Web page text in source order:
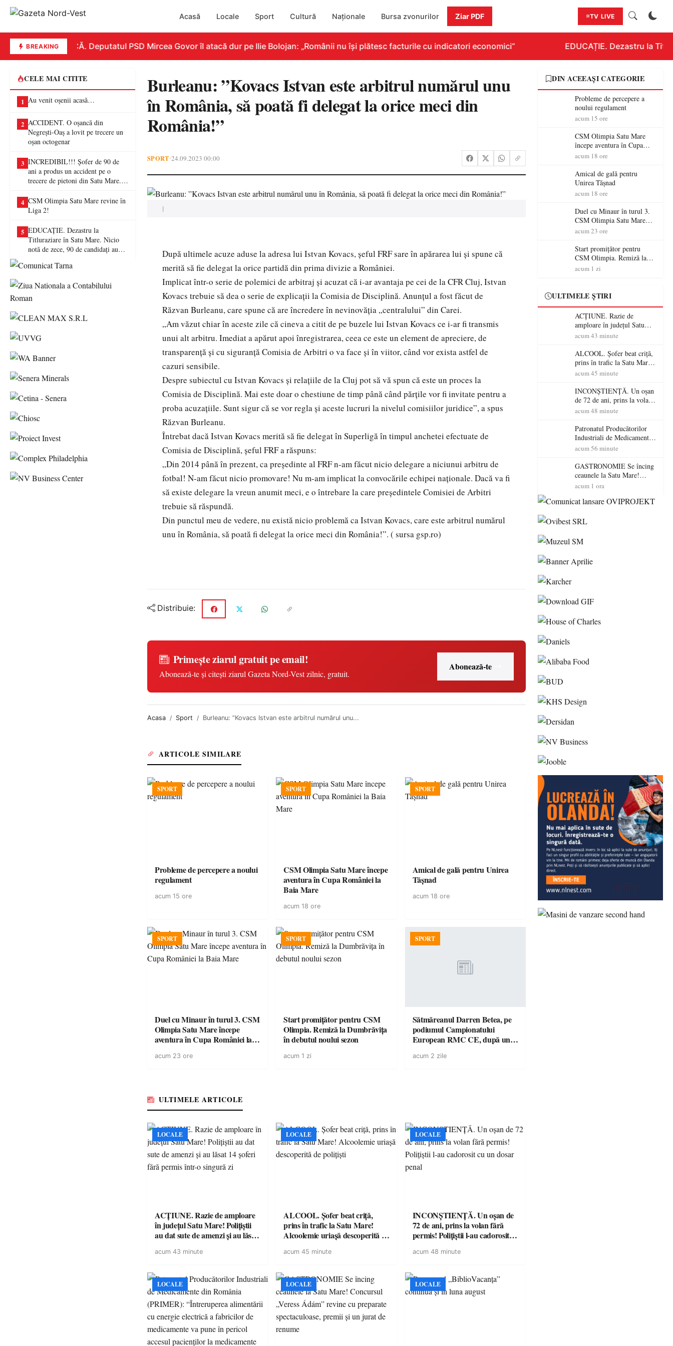
Acasă Locale Sport Cultură Naționale Bursa zvonurilor Ziar PDF TV LIVE
BREAKINGREPLICĂ. Deputatul PSD Mircea Govor îl atacă dur pe Ilie Bolojan: „Românii nu își plătesc facturile cu indicatori economici” EDUCAȚIE. Dezastru la
CELE MAI CITITE
1 Au venit oșenii acasă…
2 ACCIDENT. O oșancă din
Negrești-Oaș a lovit pe trecere un
oșan octogenar
3 INCREDIBIL!!! Șofer de 90 de
ani a produs un accident pe o
trecere de pietoni din Satu Mare. O
4 CSM Olimpia Satu Mare revine în
Liga 2!
5 EDUCAȚIE. Dezastru la
Titluraziare în Satu Mare. Nicio
notă de zece, 90 de candidați au
Burleanu: ”Kovacs Istvan este arbitrul numărul unu
în România, să poată fi delegat la orice meci din
România!”
SPORT•24.09.2023 00:00
|
După ultimele acuze aduse la adresa lui Istvan Kovacs, șeful FRF sare în apărarea lui și spune că
merită să fie delegat la orice partidă din prima divizie a României.
Implicat într-o serie de polemici de arbitraj și acuzat că i-ar avantaja pe cei de la CFR Cluj, Istvan
Kovacs trebuie să dea o serie de explicații la Comisia de Disciplină. Anunțul a fost făcut de
Răzvan Burleanu, care spune că are încredere în nevinovăția „centralului” din Carei.
„Am văzut chiar în aceste zile că cineva a citit de pe buzele lui Istvan Kovacs ce i-ar fi transmis
unui alt arbitru. Imediat a apărut apoi înregistrarea, ceea ce este un element de apreciere, de
transparență și cu siguranță Comisia de Arbitri o va face și în viitor, când vor exista astfel de
cazuri sensibile.
Despre subiectul cu Istvan Kovacs și relațiile de la Cluj pot să vă spun că este un proces la
Comisia de Disciplină. Mai este doar o chestiune de timp până când părțile vor fi invitate pentru a
proba acuzațiile. Sunt sigur că se vor regla și aceste lucruri la nivelul comisiilor juridice”, a spus
Răzvan Burleanu.
Întrebat dacă Istvan Kovacs merită să fie delegat în Superligă în timpul anchetei efectuate de
Comisia de Disciplină, șeful FRF a răspuns:
„Din 2014 până în prezent, ca președinte al FRF n-am făcut nicio delegare a niciunui arbitru de
fotbal! N-am făcut nicio promovare! Nu m-am implicat la convocările echipei naționale. Dacă va fi
să existe delegare la vreun anumit meci, e o întrebare la care președintele Comisiei de Arbitri
trebuie să răspundă.
Din punctul meu de vedere, nu există nicio problemă ca Istvan Kovacs, care este arbitrul numărul
unu în România, să poată fi delegat la orice meci din România!”. ( sursa gsp.ro)
Distribuie:
Primește ziarul gratuit pe email!
Abonează-te și citești ziarul Gazeta Nord-Vest zilnic, gratuit.
Abonează-te
Acasa Sport Burleanu: ”Kovacs Istvan este arbitrul numărul unu...
ARTICOLE SIMILARE
SPORT
Probleme de percepere a noului
regulament
acum 15 ore
SPORT
CSM Olimpia Satu Mare începe
aventura în Cupa României la
Baia Mare
acum 18 ore
SPORT
Amical de gală pentru Unirea
Tășnad
acum 18 ore
SPORT
Duel cu Minaur în turul 3. CSM
Olimpia Satu Mare începe
aventura în Cupa României la
acum 23 ore
SPORT
Start promițător pentru CSM
Olimpia. Remiză la Dumbrăvița
în debutul noului sezon
acum 1 zi
SPORT
Sătmăreanul Darren Betea, pe
podiumul Campionatului
European RMC CE, după un
Räikkönen
acum 2 zile
ULTIMELE ARTICOLE
LOCALE
ACȚIUNE. Razie de amploare
în județul Satu Mare! Polițiștii
au dat sute de amenzi și au lăsat
singură zi
acum 43 minute
LOCALE
ALCOOL. Șofer beat criță,
prins în trafic la Satu Mare!
Alcoolemie uriașă descoperită de
acum 45 minute
LOCALE
INCONȘTIENȚĂ. Un oșan de
72 de ani, prins la volan fără
permis! Polițiștii l-au cadorosit
acum 48 minute
LOCALE LOCALE LOCALE
DIN ACEEAȘI CATEGORIE
Probleme de percepere a
noului regulament
acum 15 ore
CSM Olimpia Satu Mare
începe aventura în Cupa
României la Baia Mare
acum 18 ore
Amical de gală pentru
Unirea Tășnad
acum 18 ore
Duel cu Minaur în turul 3.
CSM Olimpia Satu Mare
începe aventura în Cupa
acum 23 ore
Start promițător pentru
CSM Olimpia. Remiză la
Dumbrăvița în debutul
acum 1 zi
ULTIMELE ȘTIRI
ACȚIUNE. Razie de
amploare în județul Satu
Mare! Polițiștii au dat sute
șoferi fără permis într-o
singură zi
acum 43 minute
ALCOOL. Șofer beat criță,
prins în trafic la Satu Mare!
Alcoolemie uriașă
acum 45 minute
INCONȘTIENȚĂ. Un oșan
de 72 de ani, prins la volan
fără permis! Polițiștii l-au
acum 48 minute
Patronatul Producătorilor
Industriali de Medicamente
din România (PRIMER):
energie electrică a fabricilor
de medicamente va pune în
pericol accesul pacienților la
medicamente esențiale
acum 56 minute
GASTRONOMIE Se încing
ceaunele la Satu Mare!
Concursul „Veress Ádám”
spectaculoase, premii și un
acum 1 ora